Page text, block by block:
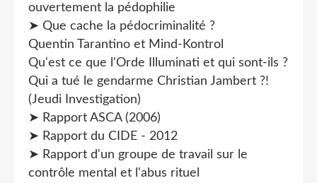
ouvertement la pédophilie
➤ Que cache la pédocriminalité ?
Quentin Tarantino et Mind-Kontrol
Qu'est ce que l'Orde Illuminati et qui sont-ils ?
Qui a tué le gendarme Christian Jambert ?!
(Jeudi Investigation)
➤ Rapport ASCA (2006)
➤ Rapport du CIDE - 2012
➤ Rapport d'un groupe de travail sur le
contrôle mental et l'abus rituel